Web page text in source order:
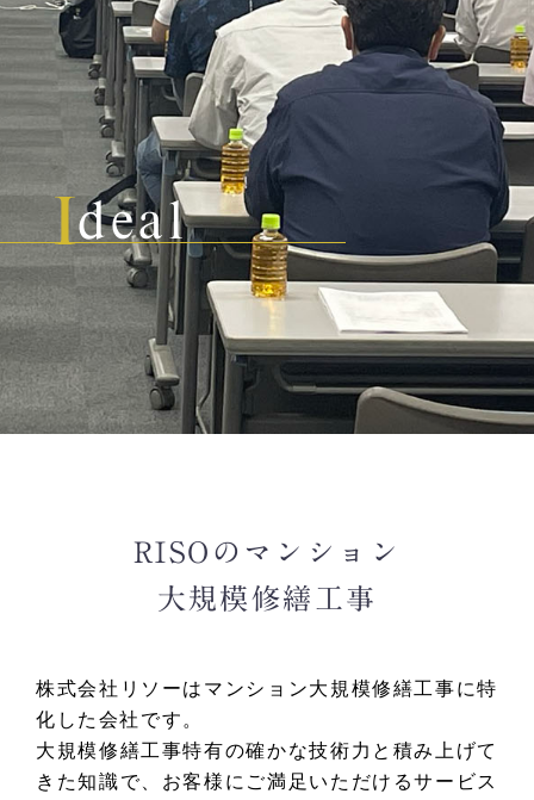
Ideal
RISOのマンション
大規模修繕工事
株式会社リソーはマンション大規模修繕工事に特
化した会社です。
大規模修繕工事特有の確かな技術力と積み上げて
きた知識で、お客様にご満足いただけるサービス